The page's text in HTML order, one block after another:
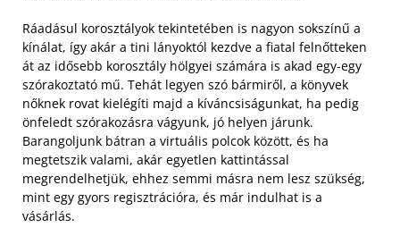
Ráadásul korosztályok tekintetében is nagyon sokszínű a
kínálat, így akár a tini lányoktól kezdve a fiatal felnőtteken
át az idősebb korosztály hölgyei számára is akad egy-egy
szórakoztató mű. Tehát legyen szó bármiről, a könyvek
nőknek rovat kielégíti majd a kíváncsiságunkat, ha pedig
önfeledt szórakozásra vágyunk, jó helyen járunk.
Barangoljunk bátran a virtuális polcok között, és ha
megtetszik valami, akár egyetlen kattintással
megrendelhetjük, ehhez semmi másra nem lesz szükség,
mint egy gyors regisztrációra, és már indulhat is a
vásárlás.